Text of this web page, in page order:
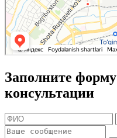
Заполните
консультации